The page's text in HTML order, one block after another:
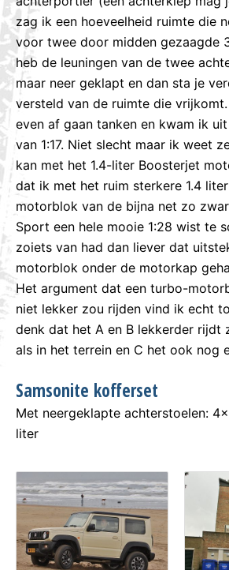
zag ik een hoeveelheid ruimte die
voor twee door midden gezaagde
heb de leuningen van de twee
maar neer geklapt en dan sta je
versteld van de ruimte die
even af gaan tanken en kwam ik
van 1:17. Niet slecht maar ik weet
kan met het 1.4-liter Boosterjet
dat ik met het ruim sterkere 1.4
motorblok van de bijna net zo
Sport een hele mooie 1:28 wist te
zoiets van had dan liever dat
motorblok onder de motorkap
Het argument dat een turbo-
niet lekker zou rijden vind ik echt
denk dat het A en B lekkerder rijdt
als in het terrein en C het ook nog
Samsonite kofferset
Met neergeklapte achterstoelen:
liter